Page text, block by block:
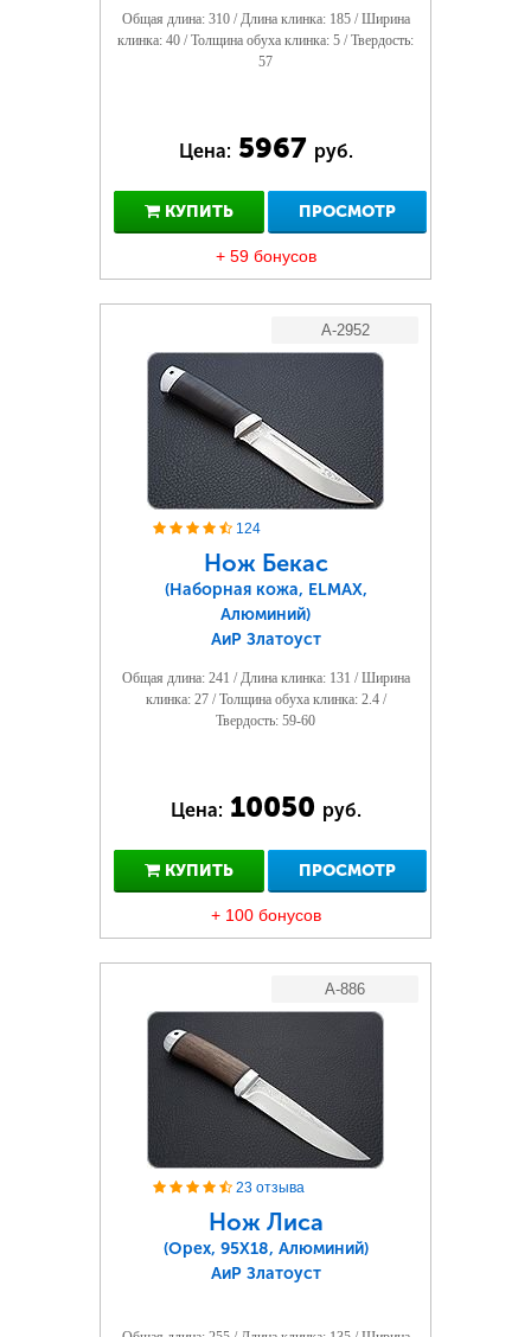
Общая длина: 310 / Длина клинка: 185 / Ширина
клинка: 40 / Толщина обуха клинка: 5 / Твердость:
57
Цена: 5967 руб.
КУПИТЬ ПРОСМОТР
+ 59 бонусов
A-2952
124
Нож Бекас
(Наборная кожа, ELMAX,
Алюминий)
АиР Златоуст
Общая длина: 241 / Длина клинка: 131 / Ширина
клинка: 27 / Толщина обуха клинка: 2.4 /
Твердость: 59-60
Цена: 10050 руб.
КУПИТЬ ПРОСМОТР
+ 100 бонусов
A-886
23 отзыва
Нож Лиса
(Орех, 95Х18, Алюминий)
АиР Златоуст